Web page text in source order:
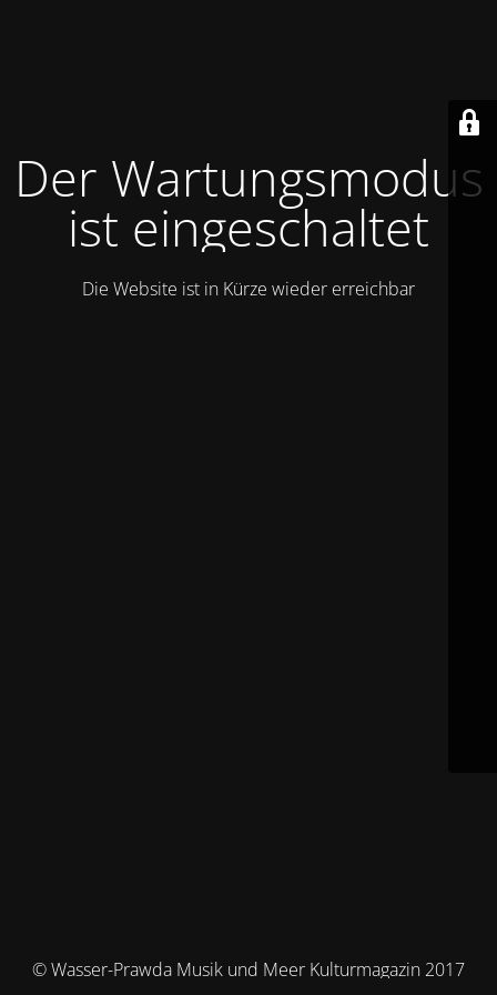
Der Wartungsmodus
ist eingeschaltet
Die Website ist in Kürze wieder erreichbar
© Wasser-Prawda Musik und Meer Kulturmagazin 2017